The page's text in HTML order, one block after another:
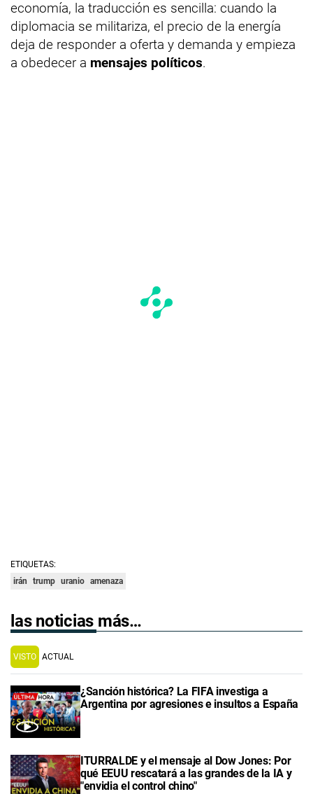
economía, la traducción es sencilla: cuando la
diplomacia se militariza, el precio de la energía
deja de responder a oferta y demanda y empieza
a obedecer a mensajes políticos.
ETIQUETAS:
irán
trump uranio amenaza
las noticias más…
VISTO ACTUAL
¿Sanción histórica? La FIFA investiga a
Argentina por agresiones e insultos a España
ITURRALDE y el mensaje al Dow Jones: Por
qué EEUU rescatará a las grandes de la IA y
"envidia el control chino"